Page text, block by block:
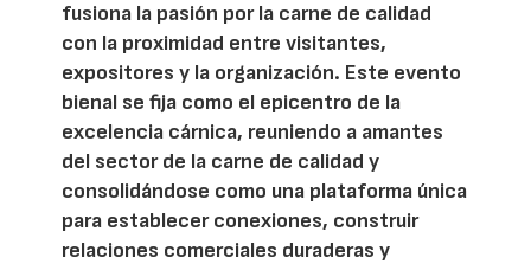
fusiona la pasión por la carne de calidad
con la proximidad entre visitantes,
expositores y la organización. Este evento
bienal se fija como el epicentro de la
excelencia cárnica, reuniendo a amantes
del sector de la carne de calidad y
consolidándose como una plataforma única
para establecer conexiones, construir
relaciones comerciales duraderas y